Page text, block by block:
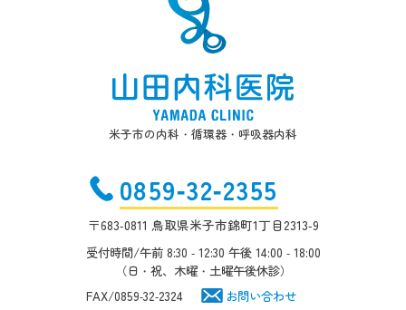
米子市の内科・循環器・呼吸器内科
0859-32-2355
〒683-0811 鳥取県米子市錦町1丁目2313-9
受付時間/午前 8:30 - 12:30 午後 14:00 - 18:00
（日・祝、木曜・土曜午後休診）
FAX/0859-32-2324
お問い合わせ